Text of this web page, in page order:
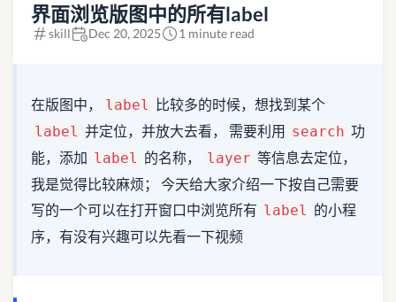
界面浏览版图中的所有label
skill Dec 20, 2025 1 minute read
在版图中， label
比较多的时候，想找到某个
label 并定位，并放大去看， 需要利用 search 功
能，添加 label 的名称， layer 等信息去定位，
我是觉得比较麻烦； 今天给大家介绍一下按自己需要
写的一个可以在打开窗口中浏览所有 label
的小程
序，有没有兴趣可以先看一下视频